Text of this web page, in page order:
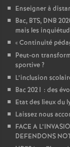
Enseigner à
Bac, BTS, DNB
mais les
«Continuité
Peut-on
sportive?
L’inclusion
Bac 2021 : des
Etat des lieux du
Laissez nous
FACE A
DEFENDONS